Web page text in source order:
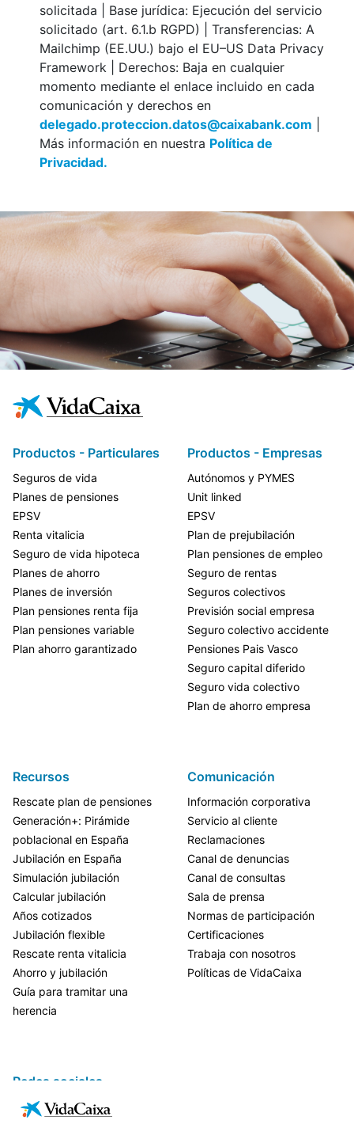
solicitada | Base jurídica: Ejecución del servicio
solicitado (art. 6.1.b RGPD) | Transferencias: A
Mailchimp (EE.UU.) bajo el EU–US Data Privacy
Framework | Derechos: Baja en cualquier
momento mediante el enlace incluido en cada
comunicación y derechos en
delegado.proteccion.datos@caixabank.com
Más información en nuestra Política de
Privacidad.
Productos - Particulares
Seguros de vida
Planes de pensiones
EPSV
Renta vitalicia
Seguro de vida hipoteca
Planes de ahorro
Planes de inversión
Plan pensiones renta fija
Plan pensiones variable
Plan ahorro garantizado
Productos - Empresas
Autónomos y PYMES
Unit linked
EPSV
Plan de prejubilación
Plan pensiones de empleo
Seguro de rentas
Seguros colectivos
Previsión social empresa
Seguro colectivo accidente
Pensiones Pais Vasco
Seguro capital diferido
Seguro vida colectivo
Plan de ahorro empresa
Recursos
Rescate plan de pensiones
Generación+: Pirámide
poblacional en España
Jubilación en España
Simulación jubilación
Calcular jubilación
Años cotizados
Jubilación flexible
Rescate renta vitalicia
Ahorro y jubilación
Guía para tramitar una
herencia
Comunicación
Información corporativa
Servicio al cliente
Reclamaciones
Canal de denuncias
Canal de consultas
Sala de prensa
Normas de participación
Certificaciones
Trabaja con nosotros
Políticas de VidaCaixa
Redes sociales